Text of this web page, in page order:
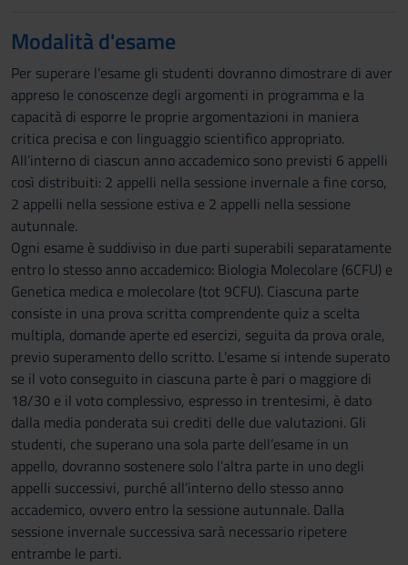
Modalità d'esame
Per superare l’esame gli studenti dovranno dimostrare di aver
appreso le conoscenze degli argomenti in programma e la
capacità di esporre le proprie argomentazioni in maniera
critica precisa e con linguaggio scientifico appropriato.
All’interno di ciascun anno accademico sono previsti 6 appelli
così distribuiti: 2 appelli nella sessione invernale a fine corso,
2 appelli nella sessione estiva e 2 appelli nella sessione
autunnale.
Ogni esame è suddiviso in due parti superabili separatamente
entro lo stesso anno accademico: Biologia Molecolare (6CFU) e
Genetica medica e molecolare (tot 9CFU). Ciascuna parte
consiste in una prova scritta comprendente quiz a scelta
multipla, domande aperte ed esercizi, seguita da prova orale,
previo superamento dello scritto. L’esame si intende superato
se il voto conseguito in ciascuna parte è pari o maggiore di
18/30 e il voto complessivo, espresso in trentesimi, è dato
dalla media ponderata sui crediti delle due valutazioni. Gli
studenti, che superano una sola parte dell’esame in un
appello, dovranno sostenere solo l’altra parte in uno degli
appelli successivi, purché all’interno dello stesso anno
accademico, ovvero entro la sessione autunnale. Dalla
sessione invernale successiva sarà necessario ripetere
entrambe le parti.